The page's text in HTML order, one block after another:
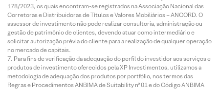
178/2023, os quais encontram-se registrados na Associação Nacional das
Corretoras e Distribuidoras de Títulos e Valores Mobiliários – ANCORD. O
assessor de investimento não pode realizar consultoria, administração ou
gestão de patrimônio de clientes, devendo atuar como intermediário e
solicitar autorização prévia do cliente para a realização de qualquer operação
no mercado de capitais.
Para fins de verificação da adequação do perfil do investidor aos serviços e
produtos de investimento oferecidos pela XP Investimentos, utilizamos a
metodologia de adequação dos produtos por portfólio, nos termos das
Regras e Procedimentos ANBIMA de Suitability nº 01 e do Código ANBIMA